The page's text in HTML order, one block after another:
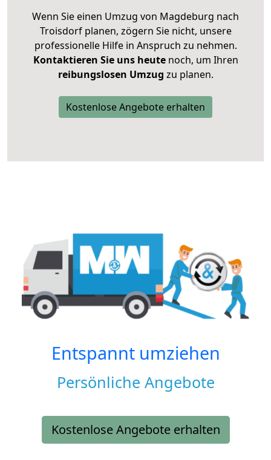
Wenn Sie einen Umzug von Magdeburg nach
Troisdorf planen, zögern Sie nicht, unsere
professionelle Hilfe in Anspruch zu nehmen.
Kontaktieren Sie uns heutenoch, um Ihren
reibungslosen Umzug zu planen.
Kostenlose Angebote erhalten
Entspannt umziehen
Persönliche Angebote
Kostenlose Angebote erhalten